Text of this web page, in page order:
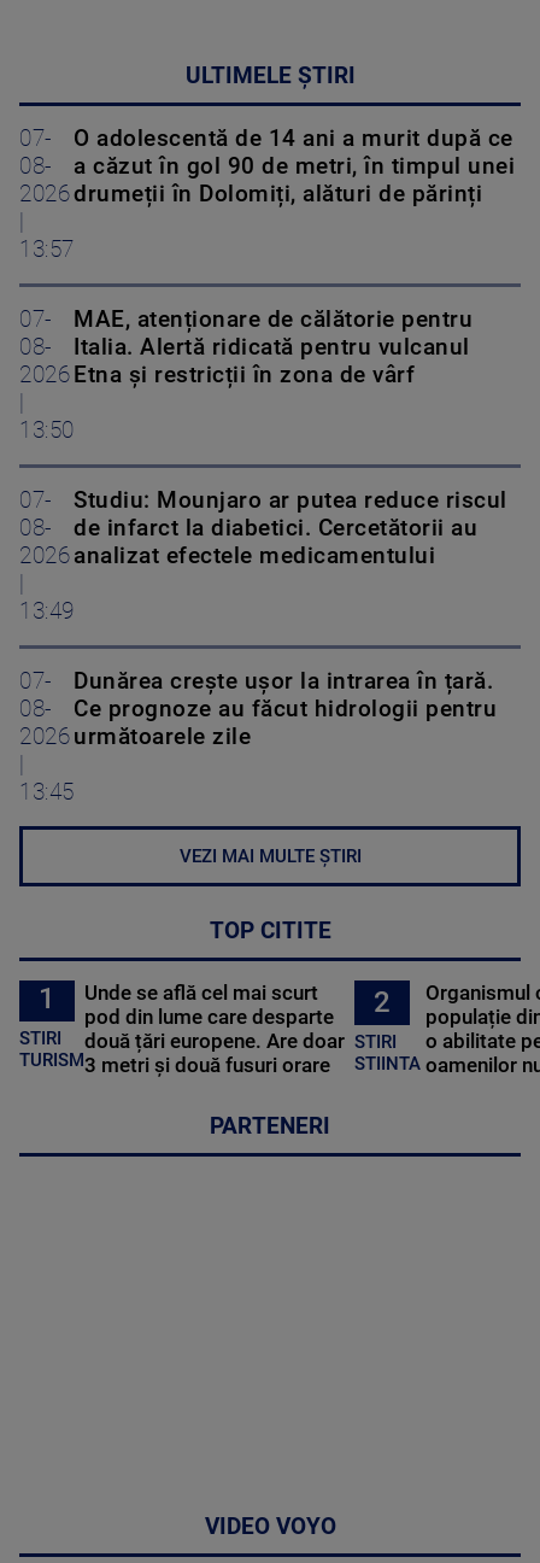
ULTIMELE ȘTIRI
07-
08-
2026
13:57
O adolescentă de 14 ani a murit după ce
a căzut în gol 90 de metri, în timpul unei
drumeții în Dolomiți, alături de părinți
07-
08-
2026
13:50
MAE, atenționare de călătorie pentru
Italia. Alertă ridicată pentru vulcanul
Etna și restricții în zona de vârf
07-
08-
2026
13:49
Studiu: Mounjaro ar putea reduce riscul
de infarct la diabetici. Cercetătorii au
analizat efectele medicamentului
07-
08-
2026
13:45
Dunărea crește ușor la intrarea în țară.
Ce prognoze au făcut hidrologii pentru
următoarele zile
VEZI MAI MULTE ȘTIRI
TOP CITITE
1
STIRI
TURISM
Unde se află cel mai scurt
pod din lume care desparte
două țări europene. Are doar
3 metri și două fusuri orare
2
STIRI
STIINTA
Organismul
populație
o abilitate
oamenilor
PARTENERI
VIDEO VOYO